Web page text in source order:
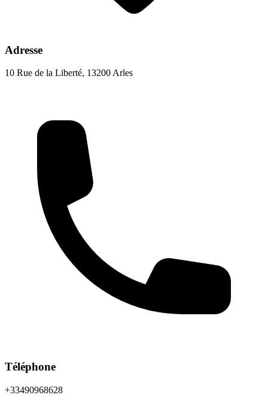
Adresse
10 Rue de la Liberté, 13200 Arles
Téléphone
+33490968628